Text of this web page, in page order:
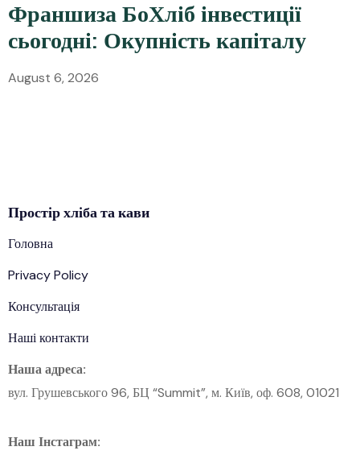
Франшиза БоХліб інвестиції
сьогодні: Окупність капіталу
August 6, 2026
Простірхлібата кави
Головна
Privacy Policy
Консультація
Наші контакти
Наша адреса:
вул. Грушевського 96, БЦ “Summit”, м. Київ, оф. 608, 01021
Наш Інстаграм: